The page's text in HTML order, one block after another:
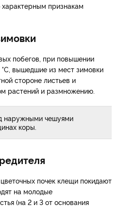
признакам
побегов, при повышении
вышедшие из мест зимовки
стороне листьев и
растений и размножению.
наружными чешуями
коры.
почек клещи покидают
на молодые
(на 2 и 3 от основания